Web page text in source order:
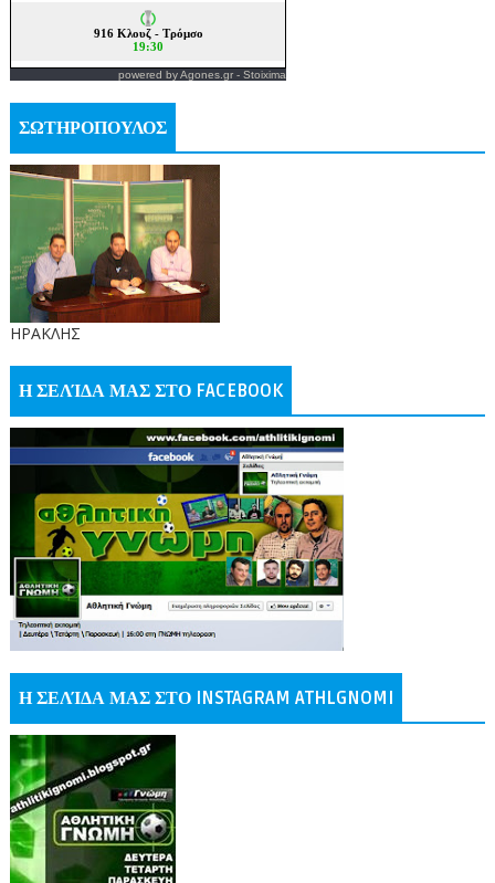
powered byAgones.gr- Stoixima
ΣΩΤΗΡΟΠΟΥΛΟΣ
ΗΡΑΚΛΗΣ
Η ΣΕΛΊΔΑ ΜΑΣ ΣΤΟ FACEBOOK
Η ΣΕΛΊΔΑ ΜΑΣ ΣΤΟ INSTAGRAM ATHLGNOMI